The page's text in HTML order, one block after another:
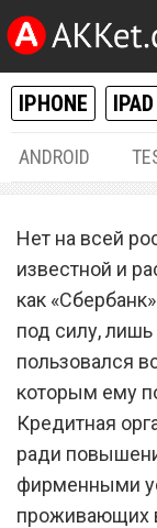
IPHONE IPAD
ANDROID
Нет на всей
известной и
как
под силу,
пользовался
которым ему
Кредитная
ради
фирменными
проживающих